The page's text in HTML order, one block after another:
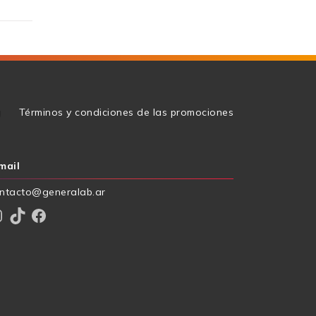
Términos y condiciones de las promociones
TikTok Facebook